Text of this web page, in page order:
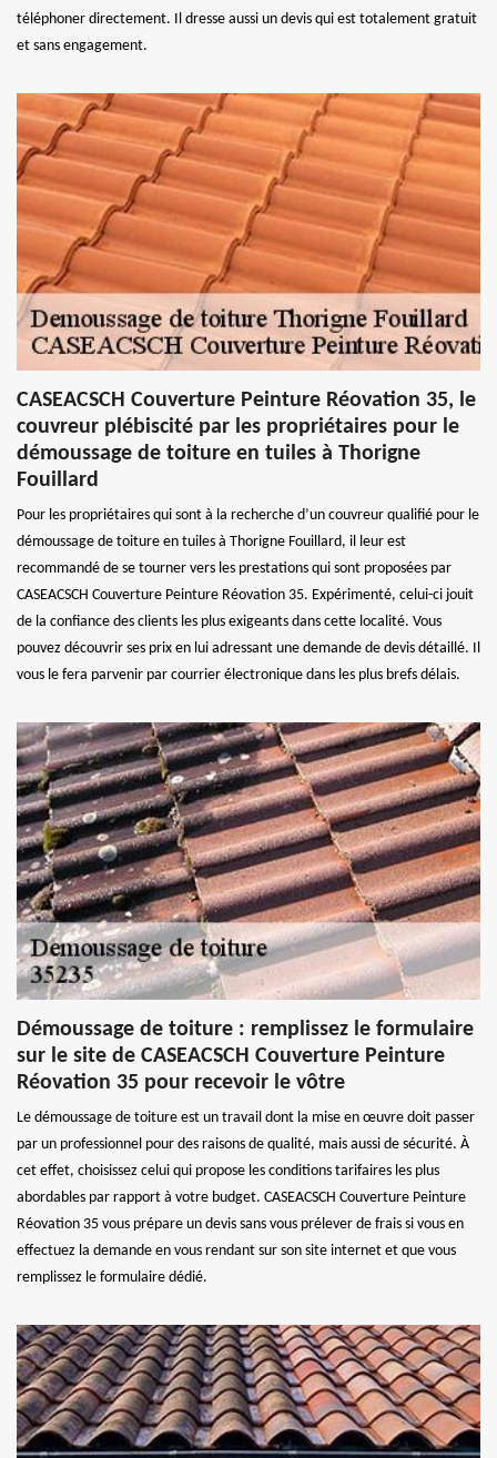
téléphoner directement. Il dresse aussi un devis qui est totalement gratuit
et sans engagement.
CASEACSCH Couverture Peinture Réovation 35, le
couvreur plébiscité par les propriétaires pour le
démoussage de toiture en tuiles à Thorigne
Fouillard
Pour les propriétaires qui sont à la recherche d’un couvreur qualifié pour le
démoussage de toiture en tuiles à Thorigne Fouillard, il leur est
recommandé de se tourner vers les prestations qui sont proposées par
CASEACSCH Couverture Peinture Réovation 35. Expérimenté, celui-ci jouit
de la confiance des clients les plus exigeants dans cette localité. Vous
pouvez découvrir ses prix en lui adressant une demande de devis détaillé. Il
vous le fera parvenir par courrier électronique dans les plus brefs délais.
Démoussage de toiture : remplissez le formulaire
sur le site de CASEACSCH Couverture Peinture
Réovation 35 pour recevoir le vôtre
Le démoussage de toiture est un travail dont la mise en œuvre doit passer
par un professionnel pour des raisons de qualité, mais aussi de sécurité. À
cet effet, choisissez celui qui propose les conditions tarifaires les plus
abordables par rapport à votre budget. CASEACSCH Couverture Peinture
Réovation 35 vous prépare un devis sans vous prélever de frais si vous en
effectuez la demande en vous rendant sur son site internet et que vous
remplissez le formulaire dédié.